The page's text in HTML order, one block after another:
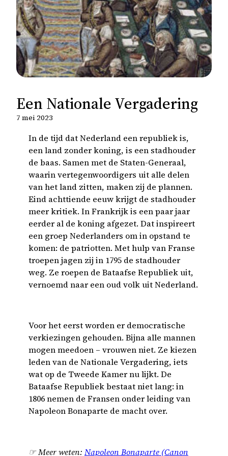
Een Nationale Vergadering
7 mei 2023
In de tijd dat Nederland een republiek is,
een land zonder koning, is een stadhouder
de baas. Samen met de Staten-Generaal,
waarin vertegenwoordigers uit alle delen
van het land zitten, maken zij de plannen.
Eind achttiende eeuw krijgt de stadhouder
meer kritiek. In Frankrijk is een paar jaar
eerder al de koning afgezet. Dat inspireert
een groep Nederlanders om in opstand te
komen: de patriotten. Met hulp van Franse
troepen jagen zij in 1795 de stadhouder
weg. Ze roepen de Bataafse Republiek uit,
vernoemd naar een oud volk uit Nederland.
Voor het eerst worden er democratische
verkiezingen gehouden. Bijna alle mannen
mogen meedoen – vrouwen niet. Ze kiezen
leden van de Nationale Vergadering, iets
wat op de Tweede Kamer nu lijkt. De
Bataafse Republiek bestaat niet lang: in
1806 nemen de Fransen onder leiding van
Napoleon Bonaparte de macht over.
☞ Meer weten: Napoleon Bonaparte (Canon